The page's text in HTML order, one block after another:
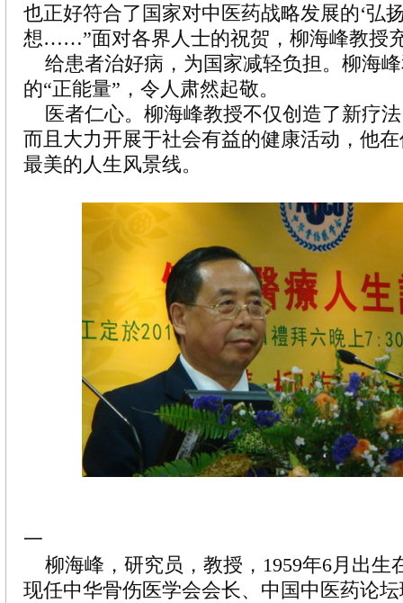
也正好符合了国家对中医药战略发展的‘弘
想……”面对各界人士的祝贺，柳海峰教授
给患者治好病，为国家减轻负担。柳海
的“正能量”，令人肃然起敬。
医者仁心。柳海峰教授不仅创造了新疗
而且大力开展于社会有益的健康活动，他
最美的人生风景线。
一
柳海峰，研究员，教授，1959年6月出生
现任中华骨伤医学会会长、中国中医药论